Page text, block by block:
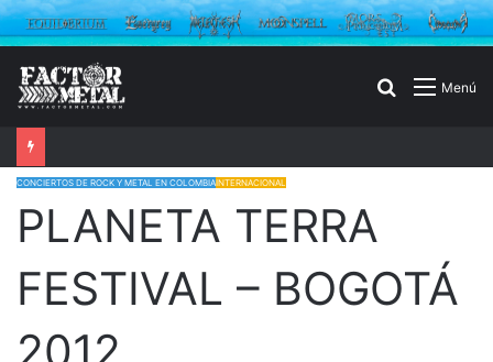
Menú
Buscar
CONCIERTOS DE ROCK Y METAL EN COLOMBIAINTERNACIONAL
PLANETA TERRA
FESTIVAL – BOGOTÁ